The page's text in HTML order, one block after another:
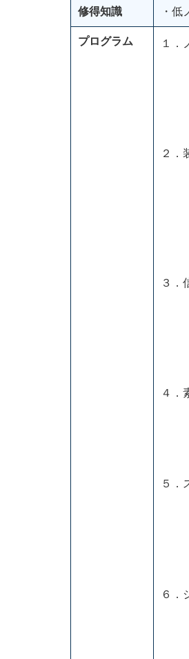
修得知識 ・
プログラム
１．
（
（
（
（
２．
（
（
（
（
（
３．
（
（
（
（
４．
（
（
（
５．
（
（
（
（
６．
（
（
（